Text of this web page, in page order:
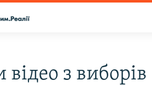
з виборів